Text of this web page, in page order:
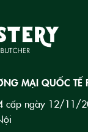
MẠI QUỐC TẾ
cấp ngày 12/11/